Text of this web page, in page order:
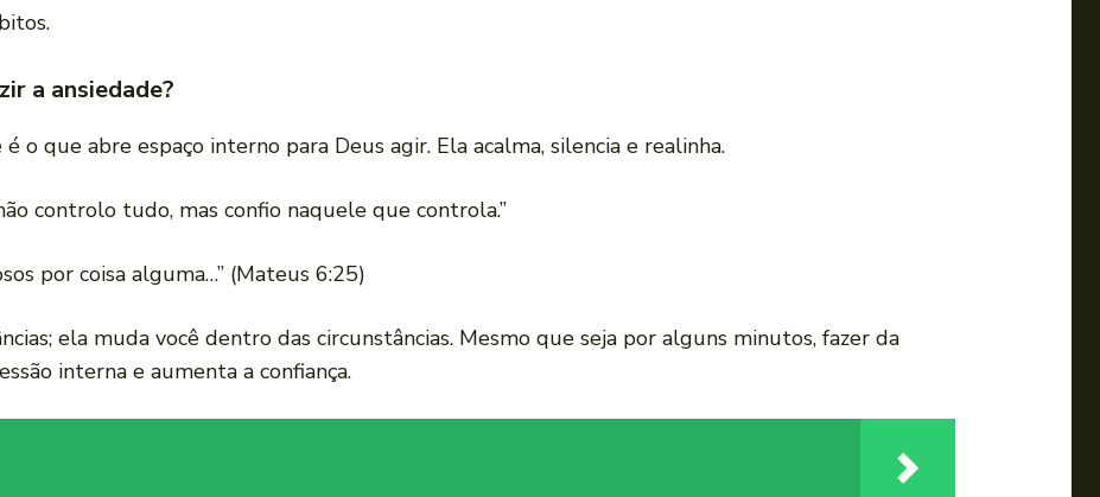
a ansiedade?
o que abre espaço interno para Deus agir. Ela acalma, silencia e realinha.
controlo tudo, mas confio naquele que controla.”
por coisa alguma…” (Mateus 6:25)
ela muda você dentro das circunstâncias. Mesmo que seja por alguns minutos, fazer da
interna e aumenta a confiança.